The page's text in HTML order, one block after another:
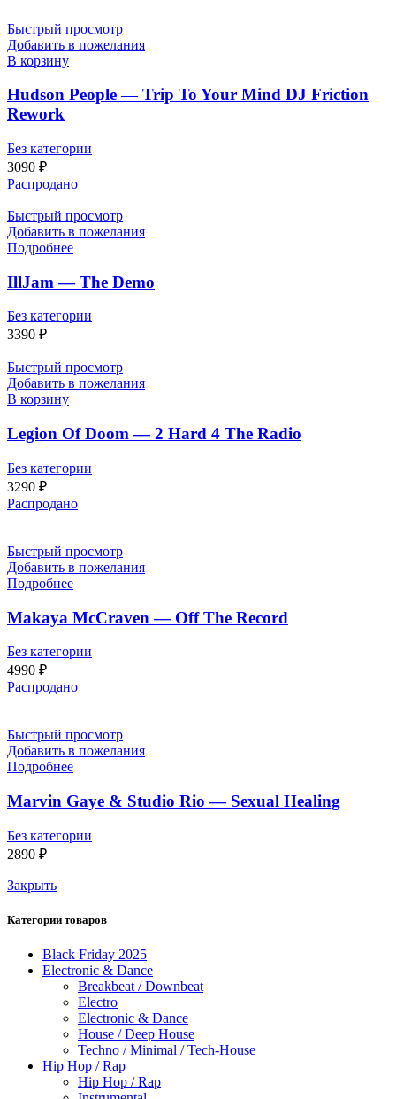
Быстрый просмотр
Добавить в пожелания
В корзину
Hudson People — Trip To Your Mind DJ Friction
Rework
Без категории
3090 ₽
Распродано
Быстрый просмотр
Добавить в пожелания
Подробнее
IllJam — The Demo
Без категории
3390 ₽
Быстрый просмотр
Добавить в пожелания
В корзину
Legion Of Doom — 2 Hard 4 The Radio
Без категории
3290 ₽
Распродано
Быстрый просмотр
Добавить в пожелания
Подробнее
Makaya McCraven — Off The Record
Без категории
4990 ₽
Распродано
Быстрый просмотр
Добавить в пожелания
Подробнее
Marvin Gaye & Studio Rio — Sexual Healing
Без категории
2890 ₽
Закрыть
Категории товаров
Black Friday 2025
Electronic & Dance
Breakbeat / Downbeat
Electro
Electronic & Dance
House / Deep House
Techno / Minimal / Tech-House
Hip Hop / Rap
Hip Hop / Rap